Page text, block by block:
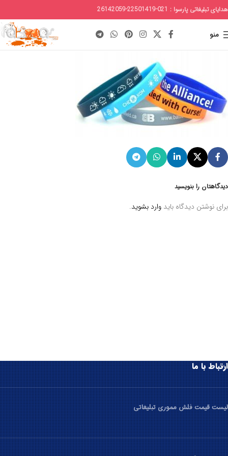
هدایای تبلیغاتی پارسوا : 021-22501419-26142059
منو
دیدگاهتان را بنویسید
برای نوشتن دیدگاه باید وارد بشوید.
ارتباط با ما
لیست قیمت فلش مموری تبلیغاتی